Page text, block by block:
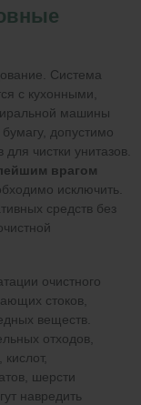
Система
с кухонными,
машины
допустимо
чистки унитазов.
врагом
исключить.
средств без
очистного
стоков,
веществ.
отходов,
шерсти
навредить